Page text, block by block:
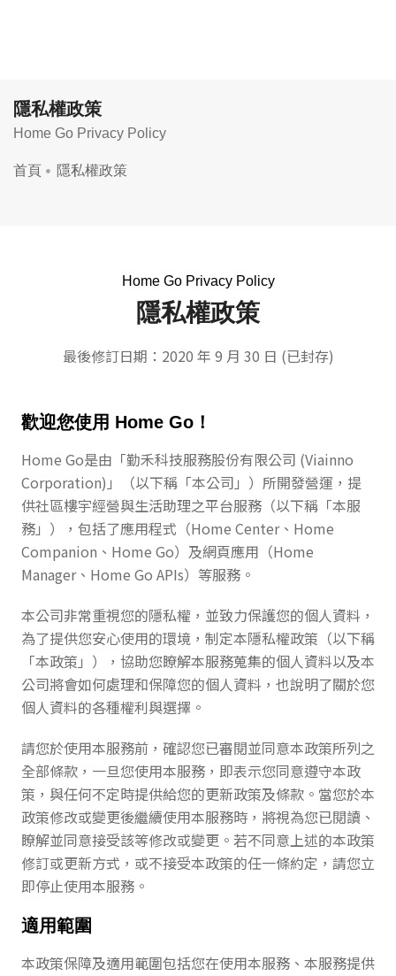
隱私權政策
Home Go Privacy Policy
首頁 隱私權政策
Home Go Privacy Policy
隱私權政策
最後修訂日期：2020 年 9 月 30 日 (已封存)
歡迎您使用 Home Go！
Home Go是由「勤禾科技服務股份有限公司 (Viainno
Corporation)」（以下稱「本公司」）所開發營運，提
供社區樓宇經營與生活助理之平台服務（以下稱「本服
務」），包括了應用程式（Home Center、Home
Companion、Home Go）及網頁應用（Home
Manager、Home Go APIs）等服務。
本公司非常重視您的隱私權，並致力保護您的個人資料，
為了提供您安心使用的環境，制定本隱私權政策（以下稱
「本政策」），協助您瞭解本服務蒐集的個人資料以及本
公司將會如何處理和保障您的個人資料，也說明了關於您
個人資料的各種權利與選擇。
請您於使用本服務前，確認您已審閱並同意本政策所列之
全部條款，一旦您使用本服務，即表示您同意遵守本政
策，與任何不定時提供給您的更新政策及條款。當您於本
政策修改或變更後繼續使用本服務時，將視為您已閱讀、
瞭解並同意接受該等修改或變更。若不同意上述的本政策
修訂或更新方式，或不接受本政策的任一條約定，請您立
即停止使用本服務。
適用範圍
本政策保障及適用範圍包括您在使用本服務、本服務提供